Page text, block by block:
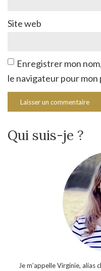
Site web
Enregistrer mon
le navigateur pour
Qui suis-je ?
Je m’appelle Virginie, alias